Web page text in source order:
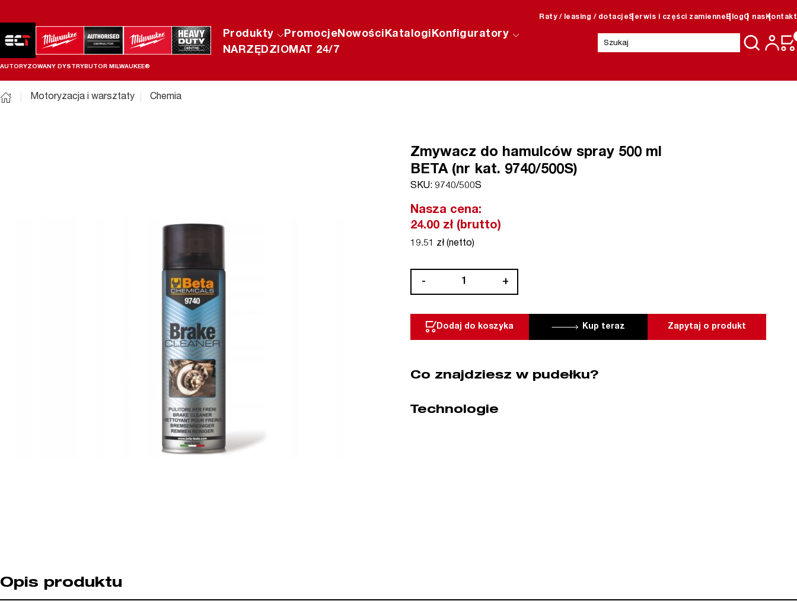
Raty / leasing / dotacjeSerwis i części zamienne BlogO nas Kontakt
AUTORYZOWANY DYSTRYBUTOR MILWAUKEE®
Produkty PromocjeNowościKatalogiKonfiguratory
NARZĘDZIOMAT 24/7
Szukaj:
Motoryzacja i warsztaty Chemia
Zmywacz do hamulców spray 500 ml
BETA (nr kat. 9740/500S)
SKU: 9740/500S
Nasza cena:
24.00 zł (brutto)
19.51 zł (netto)
-
hamulców
spray
BETA
kat.
+
Dodaj do koszyka Zapytaj o produkt
Kup teraz
Co znajdziesz w pudełku?
Technologie
Opis produktu